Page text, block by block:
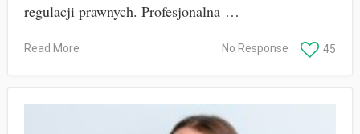
regulacji prawnych. Profesjonalna …
Read More 45
No Response